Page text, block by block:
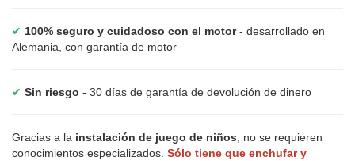
✔ 100% seguro y cuidadoso con el motor- desarrollado en
Alemania, con garantía de motor
✔ Sin riesgo - 30 días de garantía de devolución de dinero
Gracias a la instalación de juego de niños , no se requieren
conocimientos especializados. Sólo tiene que enchufar y